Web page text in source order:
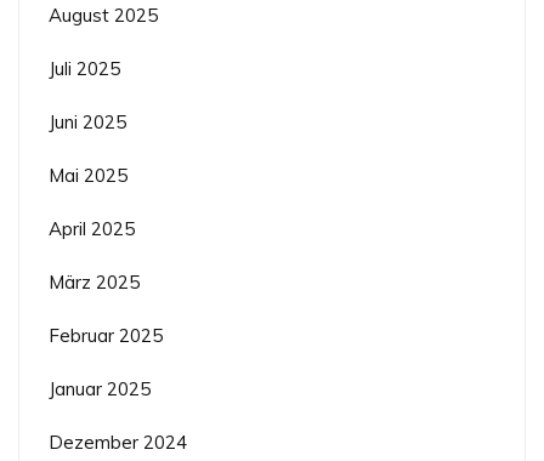
August 2025
Juli 2025
Juni 2025
Mai 2025
April 2025
März 2025
Februar 2025
Januar 2025
Dezember 2024